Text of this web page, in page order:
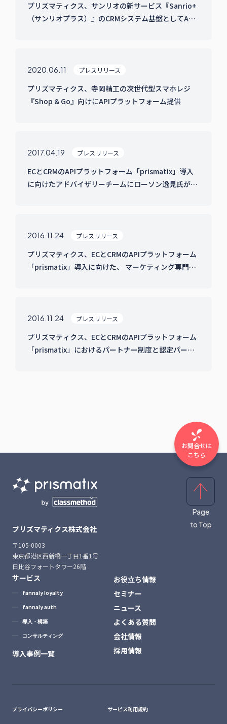
プリズマティクス、サンリオの新サービス『Sanrio+
（サンリオプラス）』のCRMシステム基盤としてAPI
2020.06.11 プレスリリース
プリズマティクス、寺岡精工の次世代型スマホレジ
『Shop & Go』向けにAPIプラットフォーム提供
2017.04.19 プレスリリース
ECとCRMのAPIプラットフォーム「prismatix」導入
に向けたアドバイザリーチームにローソン逸見氏が
2016.11.24 プレスリリース
プリズマティクス、ECとCRMのAPIプラットフォーム
「prismatix」導入に向けた、 マーケティング専門家
2016.11.24 プレスリリース
プリズマティクス、ECとCRMのAPIプラットフォーム
「prismatix」におけるパートナー制度と認定パート
プリズマティクス株式会社
〒105-0003
東京都港区西新橋一丁目1番1号
日比谷フォートタワー26階
サービス
fannaly loyalty
fannaly auth
導入・構築
コンサルティング
導入事例一覧
お役立ち情報
セミナー
ニュース
よくある質問
会社情報
採用情報
プライバシーポリシー サービス利用規約
Page
to Top
お問合せは
こちら